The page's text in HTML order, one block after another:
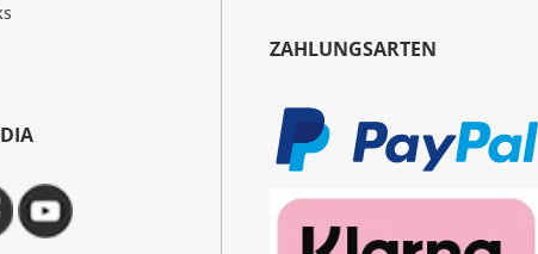
ZAHLUNGSARTEN